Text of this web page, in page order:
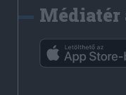
Médiatér